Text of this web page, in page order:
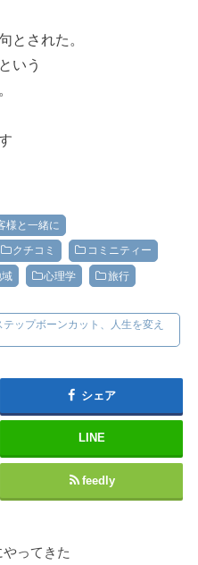
とされた。
いう
様と一緒に
クチコミ コミニティー
心理学 旅行
ップボーンカット、人生を変え
シェア
LINE
feedly
ってきた